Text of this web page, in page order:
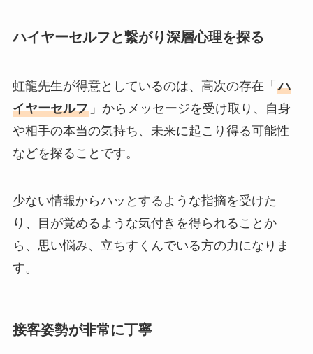
ハイヤーセルフと繋がり深層心理を探る
虹龍先生が得意としているのは、高次の存在「 ハ
イヤーセルフ」からメッセージを受け取り、自身
や相手の本当の気持ち、未来に起こり得る可能性
などを探ることです。
少ない情報からハッとするような指摘を受けた
り、目が覚めるような気付きを得られることか
ら、思い悩み、立ちすくんでいる方の力になりま
す。
接客姿勢が非常に丁寧